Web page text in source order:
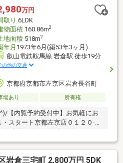
「ハウス・スタート」で、今す
(^^)/
万円
取り 6LDK
物面積160.86m2
地面積518m2
年月 1973年6月(築53年3ヶ月)
叡山電鉄鞍馬線 岩倉駅 徒歩19分
の他の交通
京都府京都市左京区岩倉長谷町
場あり 所有権
【内覧予約受付中】お気軽にお
スタート京都左京店０１２０-７
区専門のWEB店舗を運営してお
用のサイトです※スーモをチェッ
も併せてチェックされていま
岩倉三宅町 2,800万円 5DK